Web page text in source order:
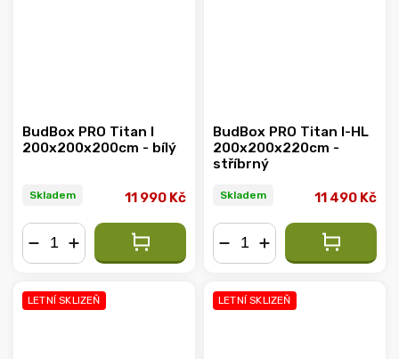
BudBox PRO Titan I
200x200x200cm - bílý
Skladem 11 990 Kč
BudBox PRO Titan I-HL
200x200x220cm -
stříbrný
Skladem 11 490 Kč
LETNÍ SKLIZEŇ LETNÍ SKLIZEŇ